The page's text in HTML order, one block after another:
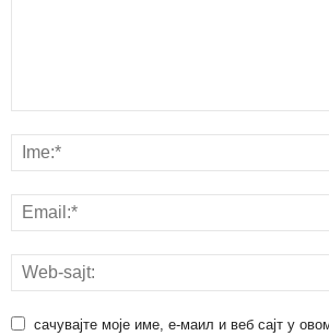
сачувајте моје име, е-маил и веб сајт у